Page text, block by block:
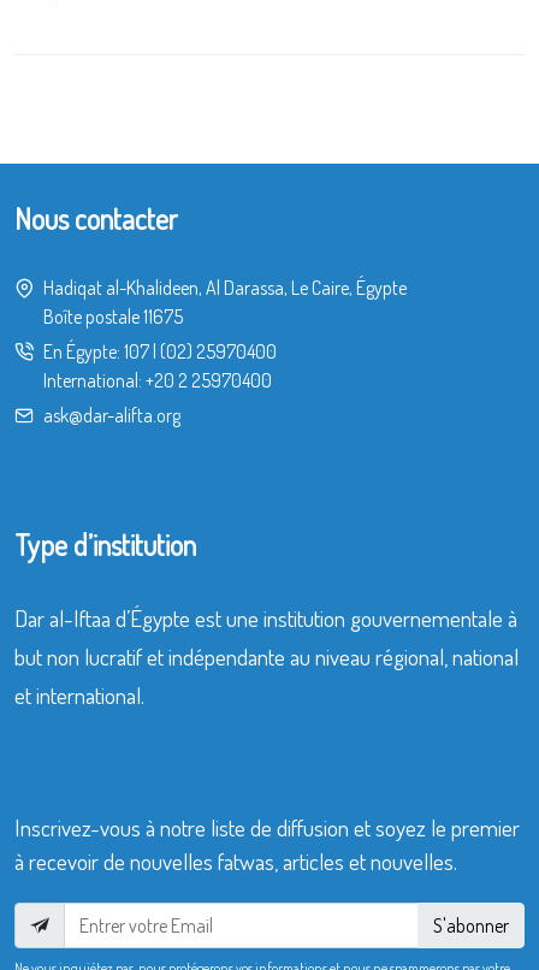
Nous contacter
Hadiqat al-Khalideen, Al Darassa, Le Caire, Égypte
Boîte postale 11675
En Égypte: 107| (02) 25970400
International: +20 2 25970400
ask@dar-alifta.org
Type d’institution
Dar al-Iftaa d’Égypte est une institution gouvernementale à
but non lucratif et indépendante au niveau régional, national
et international.
Inscrivez-vous à notre liste de diffusion et soyez le premier
à recevoir de nouvelles fatwas, articles et nouvelles.
S'abonner